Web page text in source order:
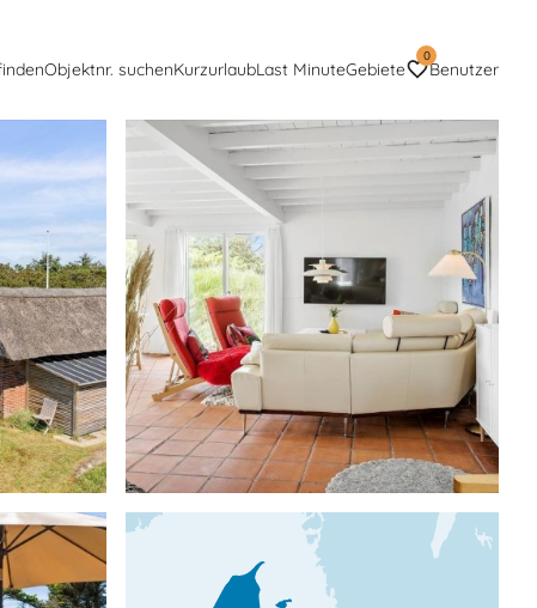
Objektnr. suchenKurzurlaubLast MinuteGebiete
0
Benutzer